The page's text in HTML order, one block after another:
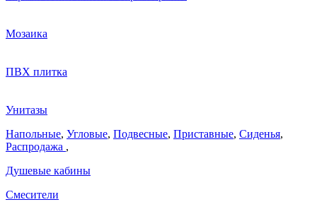
Мозаика
ПВХ плитка
Унитазы
Напольные, Угловые, Подвесные, Приставные, Сиденья,
Распродажа ,
Душевые кабины
Смесители